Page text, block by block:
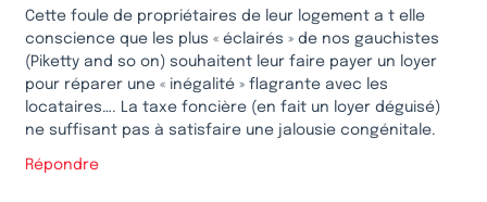
Cette foule de propriétaires de leur logement a t elle
conscience que les plus « éclairés » de nos gauchistes
(Piketty and so on) souhaitent leur faire payer un loyer
pour réparer une « inégalité » flagrante avec les
locataires…. La taxe foncière (en fait un loyer déguisé)
ne suffisant pas à satisfaire une jalousie congénitale.
Répondre